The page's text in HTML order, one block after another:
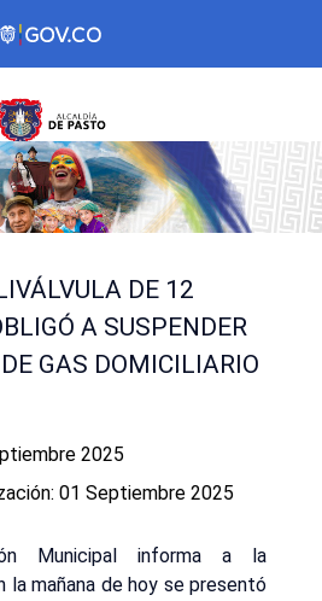
DE 12
A SUSPENDER
GAS DOMICILIARIO
2025
01 Septiembre 2025
Municipal informa a la
la mañana de hoy se presentó